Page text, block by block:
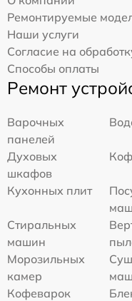
Ремонтируемые
Наши услуги
Согласие на
Способы оплаты
Ремонт
Варочных
панелей
Духовых
шкафов
Кухонных плит
Стиральных
машин
Морозильных
камер
Кофеварок